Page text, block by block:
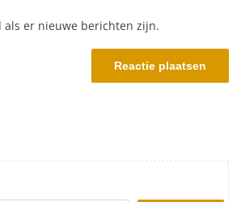
er nieuwe berichten zijn.